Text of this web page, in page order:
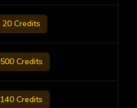
20 Credits
500 Credits
140 Credits